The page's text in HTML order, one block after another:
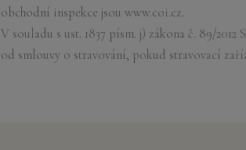
obchodní inspekce jsou www.coi.cz.
V souladu s ust. 1837 písm. j) zákona č. 89/
od smlouvy o stravování, pokud stravovací